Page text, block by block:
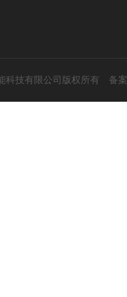
科技有限公司版权所有 备